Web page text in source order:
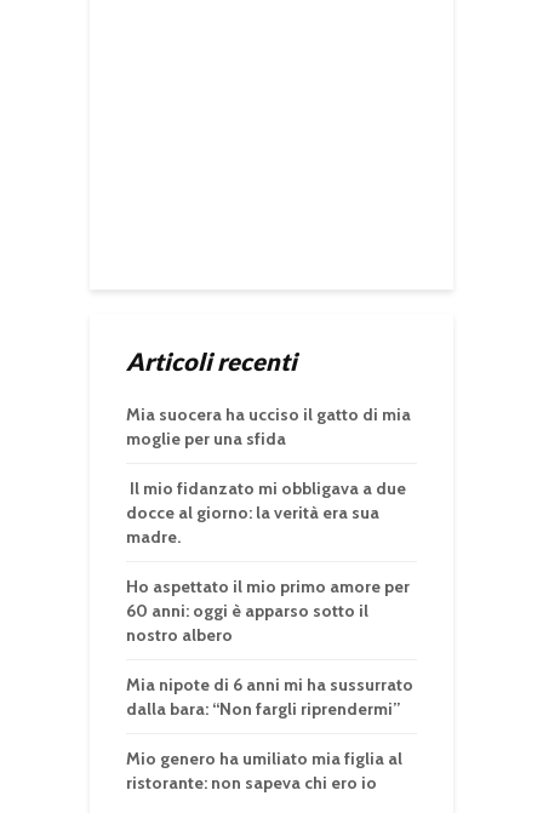
Articoli recenti
Mia suocera ha ucciso il gatto di mia
moglie per una sfida
Il mio fidanzato mi obbligava a due
docce al giorno: la verità era sua
madre.
Ho aspettato il mio primo amore per
60 anni: oggi è apparso sotto il
nostro albero
Mia nipote di 6 anni mi ha sussurrato
dalla bara: “Non fargli riprendermi”
Mio genero ha umiliato mia figlia al
ristorante: non sapeva chi ero io